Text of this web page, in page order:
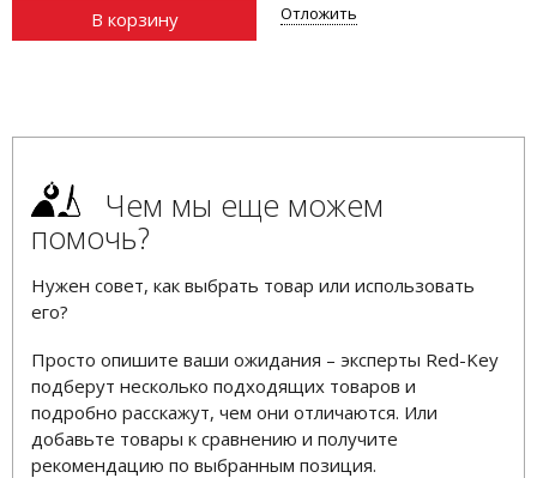
В корзину
Отложить
Чем мы еще можем
помочь?
Нужен совет, как выбрать товар или использовать
его?
Просто опишите ваши ожидания – эксперты Red-Key
подберут несколько подходящих товаров и
подробно расскажут, чем они отличаются. Или
добавьте товары к сравнению и получите
рекомендацию по выбранным позиция.